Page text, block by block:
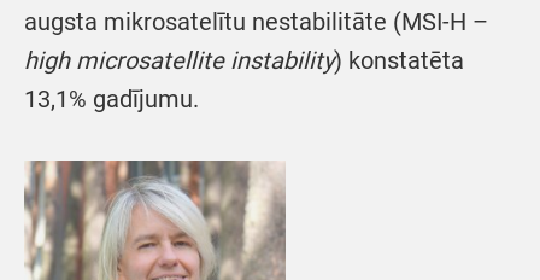
augsta mikrosatelītu nestabilitāte (MSI-H –
high microsatellite instability) konstatēta
13,1% gadījumu.